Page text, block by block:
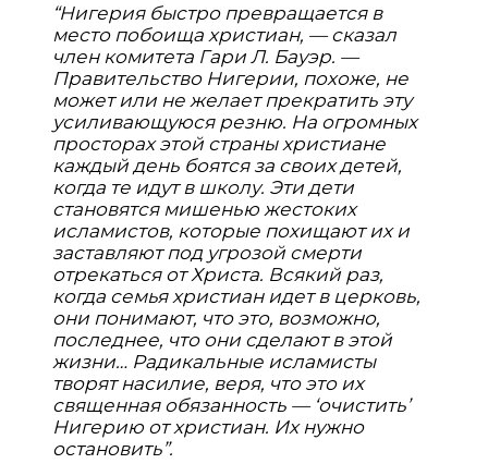
“Нигерия быстро превращается в
место побоища христиан, — сказал
член комитета Гари Л. Бауэр. —
Правительство Нигерии, похоже, не
может или не желает прекратить эту
усиливающуюся резню. На огромных
просторах этой страны христиане
каждый день боятся за своих детей,
когда те идут в школу. Эти дети
становятся мишенью жестоких
исламистов, которые похищают их и
заставляют под угрозой смерти
отрекаться от Христа. Всякий раз,
когда семья христиан идет в церковь,
они понимают, что это, возможно,
последнее, что они сделают в этой
жизни… Радикальные исламисты
творят насилие, веря, что это их
священная обязанность — ‘очистить’
Нигерию от христиан. Их нужно
остановить”.